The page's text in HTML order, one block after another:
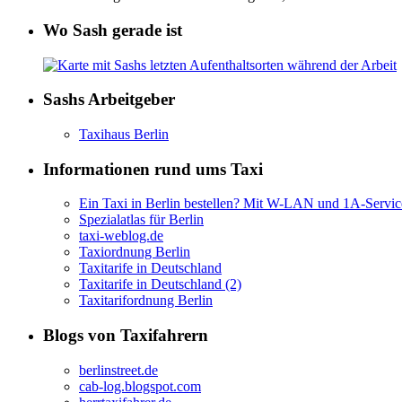
Wo Sash gerade ist
Sashs Arbeitgeber
Taxihaus Berlin
Informationen rund ums Taxi
Ein Taxi in Berlin bestellen? Mit W-LAN und 1A-
Spezialatlas für Berlin
taxi-weblog.de
Taxiordnung Berlin
Taxitarife in Deutschland
Taxitarife in Deutschland (2)
Taxitarifordnung Berlin
Blogs von Taxifahrern
berlinstreet.de
cab-log.blogspot.com